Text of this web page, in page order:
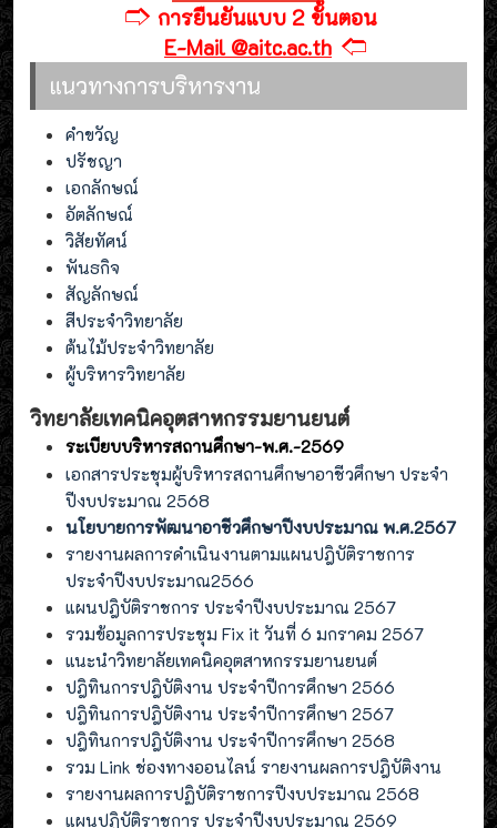
🢣 การยืนยันแบบ 2 ขั้นตอน
E-Mail @aitc.ac.th 🢢
แนวทางการบริหารงาน
คำขวัญ
ปรัชญา
เอกลักษณ์
อัตลักษณ์
วิสัยทัศน์
พันธกิจ
สัญลักษณ์
สีประจำวิทยาลัย
ต้นไม้ประจำวิทยาลัย
ผู้บริหารวิทยาลัย
วิทยาลัยเทคนิคอุตสาหกรรมยานยนต์
ระเบียบบริหารสถานศึกษา-พ.ศ.-2569
เอกสารประชุมผู้บริหารสถานศึกษาอาชีวศึกษา ประจำ
ปีงบประมาณ 2568
นโยบายการพัฒนาอาชีวศึกษาปีงบประมาณ พ.ศ.2567
รายงานผลการดำเนินงานตามแผนปฎิบัติราชการ
ประจำปีงบประมาณ2566
แผนปฎิบัติราชการ ประจำปีงบประมาณ 2567
รวมข้อมูลการประชุม Fix it วันที่ 6 มกราคม 2567
แนะนำวิทยาลัยเทคนิคอุตสาหกรรมยานยนต์
ปฎิทินการปฎิบัติงาน ประจำปีการศึกษา 2566
ปฎิทินการปฎิบัติงาน ประจำปีการศึกษา 2567
ปฎิทินการปฎิบัติงาน ประจำปีการศึกษา 2568
รวม Link ช่องทางออนไลน์ รายงานผลการปฎิบัติงาน
รายงานผลการปฏิบัติราชการปีงบประมาณ 2568
แผนปฏิบัติราชการ ประจำปีงบประมาณ 2569